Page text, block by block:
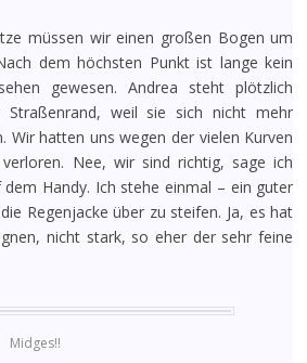
müssen wir einen großen Bogen um
dem höchsten Punkt ist lange kein
gewesen. Andrea steht plötzlich
Straßenrand, weil sie sich nicht mehr
Wir hatten uns wegen der vielen Kurven
Nee, wir sind richtig, sage ich
Handy. Ich stehe einmal – ein guter
Regenjacke über zu steifen. Ja, es hat
nicht stark, so eher der sehr feine
Midges!!